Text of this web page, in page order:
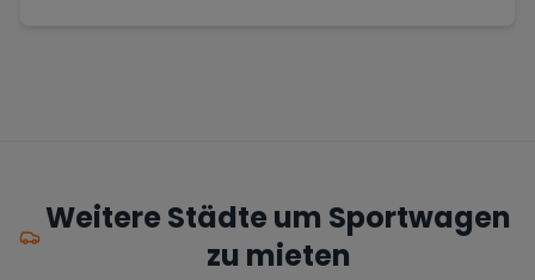
Weitere Städte um Sportwagen
zu mieten